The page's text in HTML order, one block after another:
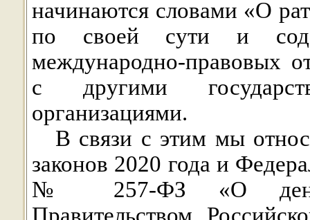
начинаются словами «О
по своей сути и
международно-правовых
с другими
организациями.
В связи с этим мы
законов 2020 года и
№ 257-ФЗ «О